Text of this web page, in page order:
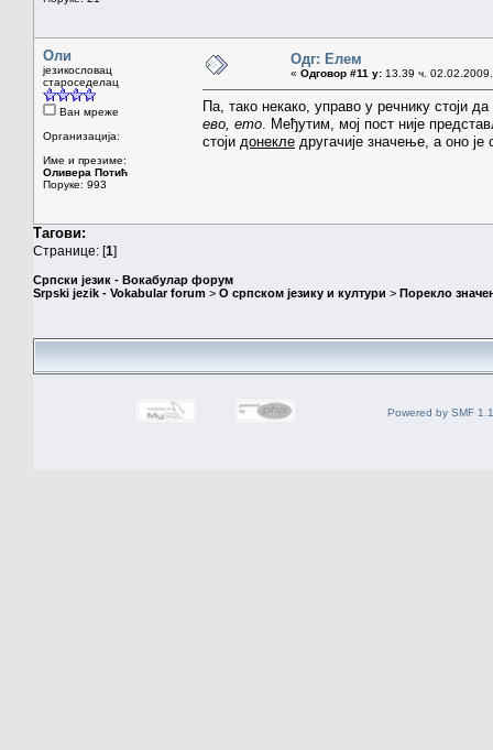
Оли
језикословац
староседелац
Ван мреже
Организација:
Име и презиме:
Оливера Потић
Поруке: 993
Одг: Елем
« Одговор #11 у: 13.39 ч.
Па, тако некако, управо у речнику стоји да
ево, ето . Међутим, мој пост није
стоји донекле другачије значење, а оно је
Тагови:
Странице: [1]
Српски језик - Вокабулар форум
Srpski jezik - Vokabular forum > О српском језику и култури > Порекло
Powered by SMF